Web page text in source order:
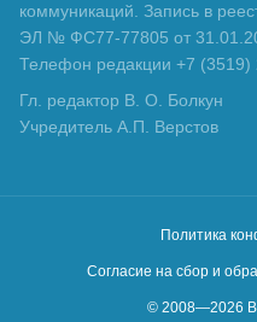
коммуникаций. Запись в
ЭЛ № ФС77-77805 от
Телефон редакции +7 (3519)
Гл. редактор В. О. Болкун
Учредитель А.П. Верстов
Политика
Согласие на сбор и
© 2008—2026